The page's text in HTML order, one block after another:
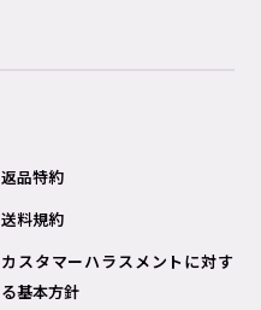
返品特約
送料規約
カスタマーハラスメントに対す
る基本方針